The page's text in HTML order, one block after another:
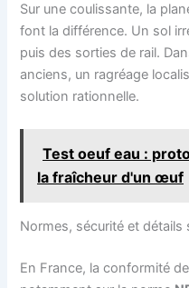
Sur une coulissante, la
font la différence. Un sol
puis des sorties de rail.
anciens, un ragréage
solution rationnelle.
Test oeuf eau :
la fraîcheur d'un œuf
Normes, sécurité et détails
En France, la conformité